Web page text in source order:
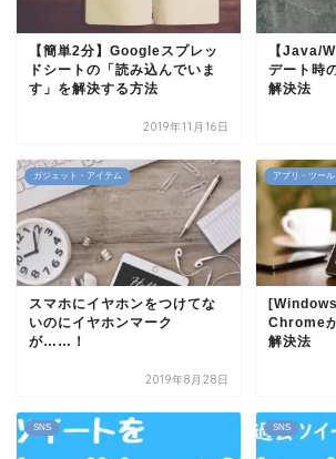
【簡単2分】Googleスプレッ
ドシートの「読み込んでいま
す」を解決する方法
2019年11月16日
【Java/
デート時
解決法
ガジェット・アイテム
スマホにイヤホンをつけてな
いのにイヤホンマーク
が……！
2019年8月28日
アプリ・ツール
Chrome
解決法
SNS SNS